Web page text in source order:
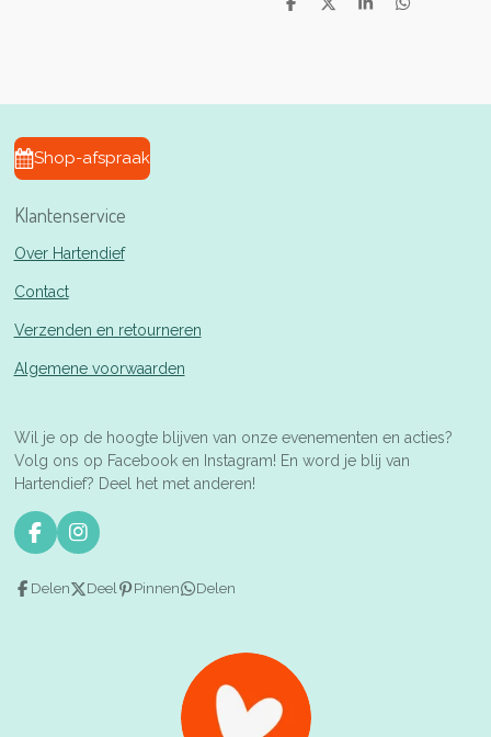
D
D
S
D
Shop-afspraak
Klantenservice
Over Hartendief
Contact
Verzenden en retourneren
Algemene voorwaarden
Wil je op de hoogte blijven van onze evenementen en acties?
Volg ons op Facebook en Instagram! En word je blij van
Hartendief? Deel het met anderen!
F
a
c
e
I
n
s
t
Delen Deel Pinnen Delen